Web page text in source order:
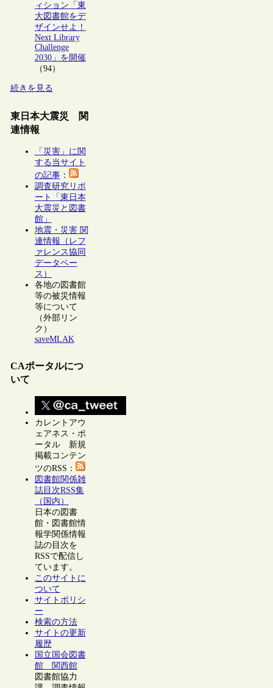
ィション「東
大図書館をデ
ザインせよ！
Next Library
Challenge
2030」を開催
（94）
続きを見る
東日本大震災 関
連情報
「災害」に関
する当サイト
の記事：
調査研究リポ
ート「東日本
大震災と図書
館」
地震・災害 関
連情報（レフ
ァレンス協同
データベー
ス）
各地の図書館
等の被災情報
等について
（外部リン
ク）
saveMLAK
CAポータルにつ
いて
カレントアウ
ェアネス・ポ
ータル 新規
掲載コンテン
ツのRSS：
図書館関係雑
誌目次RSS集
（国内）
日本の図書
館・図書館情
報学関係情報
誌の目次を
RSSで配信し
ています。
このサイトに
ついて
サイトポリシ
ー
検索の方法
サイトの更新
履歴
国立国会図書
館 関西館
図書館協力